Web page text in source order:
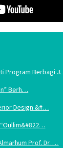
Program Berbagi
Berh…
Design &#…
Prof. Dr. …